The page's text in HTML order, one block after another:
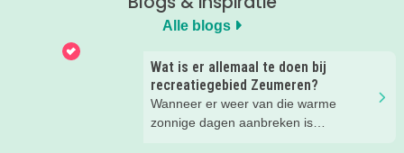
Alle blogs
Wat is er allemaal te doen bij
recreatiegebied Zeumeren?
Wanneer er weer van die warme
zonnige dagen aanbreken is